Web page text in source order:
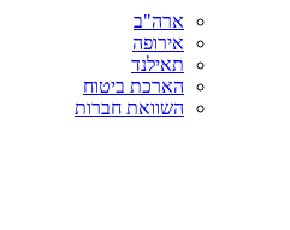
ארה"ב
אירופה
תאילנד
הארכת ביטוח
השוואת חברות